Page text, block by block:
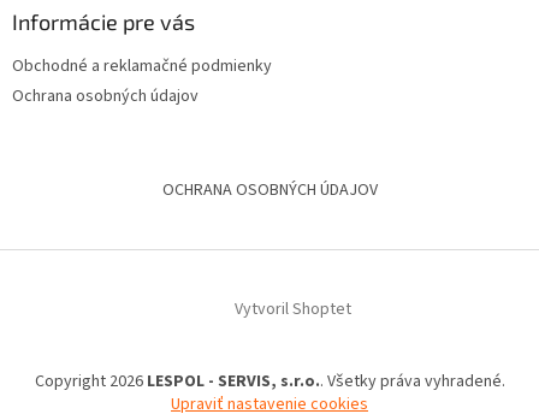
Informácie pre vás
Obchodné a reklamačné podmienky
Ochrana osobných údajov
OCHRANA OSOBNÝCH ÚDAJOV
Vytvoril Shoptet
Copyright 2026 LESPOL - SERVIS, s.r.o.. Všetky práva vyhradené.
Upraviť nastavenie cookies